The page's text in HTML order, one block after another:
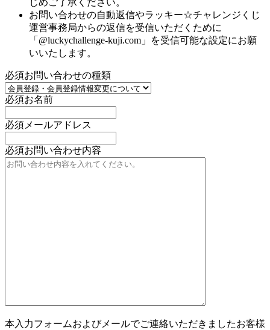
お問い合わせの自動返信やラッキー☆チャレンジくじ
運営事務局からの返信を受信いただくために
「@luckychallenge-kuji.com」を受信可能な設定にお願
いいたします。
必須お問い合わせの種類
必須お名前
必須 メールアドレス
必須お問い合わせ内容
本入力フォームおよびメールでご連絡いただきましたお客様